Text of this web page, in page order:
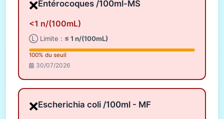
❌Entérocoques /100ml-MS
<1 n/(100mL)
Ⓛ Limite : ≤ 1 n/(100mL)
100% du seuil
30/07/2026
❌Escherichia coli /100ml - MF